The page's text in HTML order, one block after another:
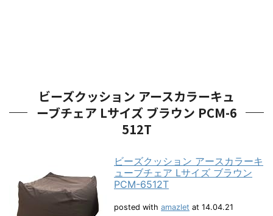
ビーズクッション アースカラーキュ
ーブチェア Lサイズ ブラウン PCM-6
512T
ビーズクッション アースカラーキ
ューブチェア Lサイズ ブラウン
PCM-6512T
posted with amazlet at 14.04.21